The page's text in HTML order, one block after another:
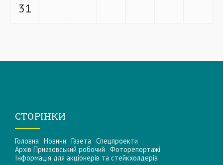
31
СТОРІНКИ
Головна Новини Газета Спецпроекти
Архів Приазовський робочий Фоторепортажі
Інформацiя для акцiонерiв та стейкхолдерiв